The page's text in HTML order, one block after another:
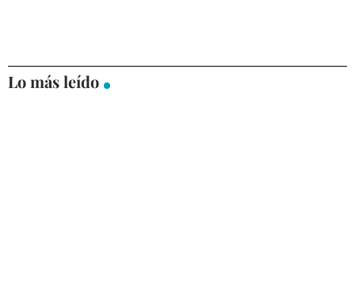
Lo más leído